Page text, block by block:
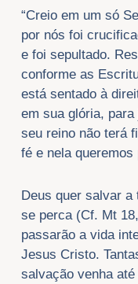
“Creio em um só
por nós foi
e foi sepultado.
conforme as
está sentado à
em sua glória,
seu reino não terá
fé e nela
Deus quer salvar a
se perca (Cf. Mt
passarão a vida
Jesus Cristo.
salvação venha